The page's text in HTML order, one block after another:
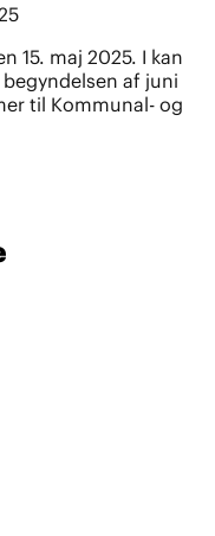
15. maj 2025. I kan
af juni
til Kommunal- og